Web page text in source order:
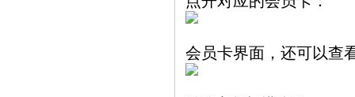
会员卡界面，还可以查